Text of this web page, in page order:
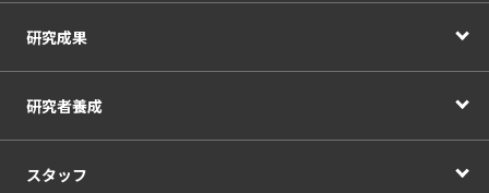
研究成果
研究者養成
スタッフ